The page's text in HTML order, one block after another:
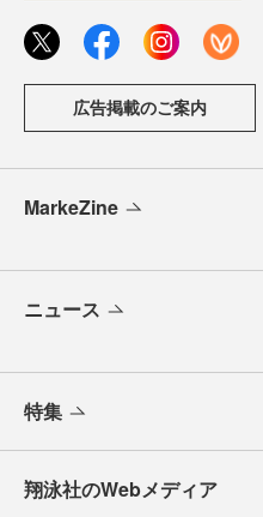
広告掲載のご案内
MarkeZine
ニュース
特集
翔泳社のWebメディア